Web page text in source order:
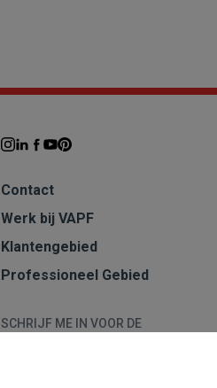
Contact
Werk bij VAPF
Klantengebied
Professioneel Gebied
SCHRIJF ME IN VOOR DE